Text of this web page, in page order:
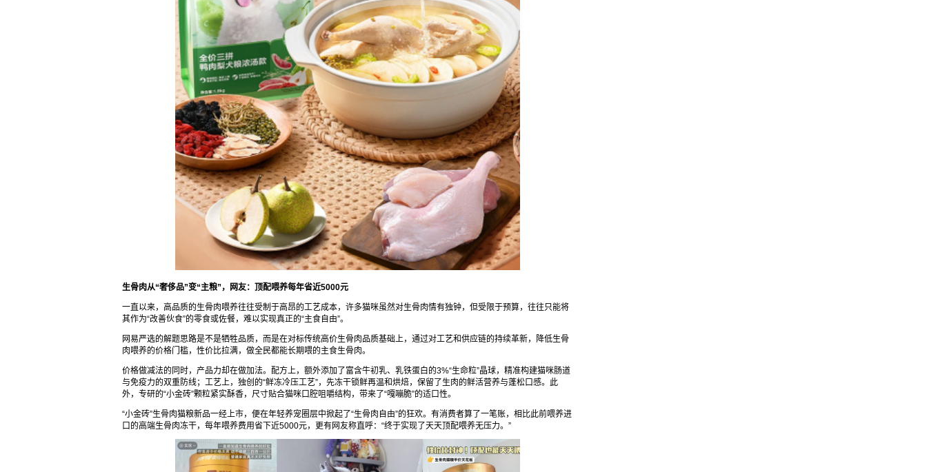
生骨肉从“奢侈品”变“主粮”，网友：顶配喂养每年省近5000元
一直以来，高品质的生骨肉喂养往往受制于高昂的工艺成本，许多猫咪虽然对生骨肉情有独钟，但受限于预算，往往只能将
其作为“改善伙食”的零食或佐餐，难以实现真正的“主食自由”。
网易严选的解题思路是不是牺牲品质，而是在对标传统高价生骨肉品质基础上，通过对工艺和供应链的持续革新，降低生骨
肉喂养的价格门槛，性价比拉满，做全民都能长期喂的主食生骨肉。
价格做减法的同时，产品力却在做加法。配方上，额外添加了富含牛初乳、乳铁蛋白的3%“生命粒”晶球，精准构建猫咪肠道
与免疫力的双重防线；工艺上，独创的“鲜冻冷压工艺”，先冻干锁鲜再温和烘焙，保留了生肉的鲜活营养与蓬松口感。此
外，专研的“小金砖”颗粒紧实酥香，尺寸贴合猫咪口腔咀嚼结构，带来了“嘎嘣脆”的适口性。
“小金砖”生骨肉猫粮新品一经上市，便在年轻养宠圈层中掀起了“生骨肉自由”的狂欢。有消费者算了一笔账，相比此前喂养进
口的高端生骨肉冻干，每年喂养费用省下近5000元，更有网友称直呼：“终于实现了天天顶配喂养无压力。”